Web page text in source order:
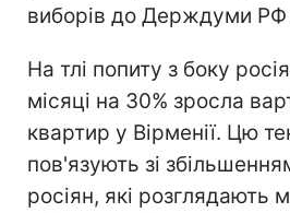
виборів до Держдуми РФ
На тлі попиту з боку
місяці на 30% зросла
квартир у Вірменії. Цю
пов'язують зі
росіян, які розглядають